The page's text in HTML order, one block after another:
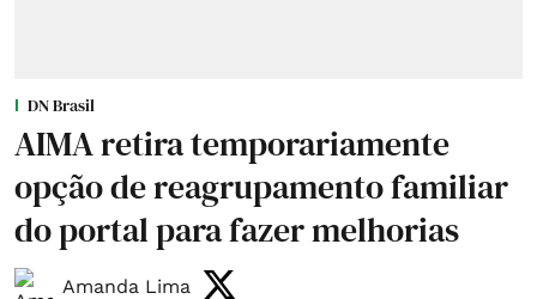
DN Brasil
AIMA retira temporariamente
opção de reagrupamento familiar
do portal para fazer melhorias
Amanda Lima